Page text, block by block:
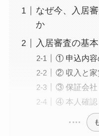
なぜ今、入居
か
入居審査の基
① 申込内容
② 収入と家
③ 保証会社
④ 本人確認